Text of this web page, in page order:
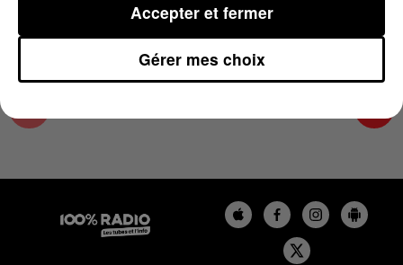
Gérer mes choix
Accepter et fermer